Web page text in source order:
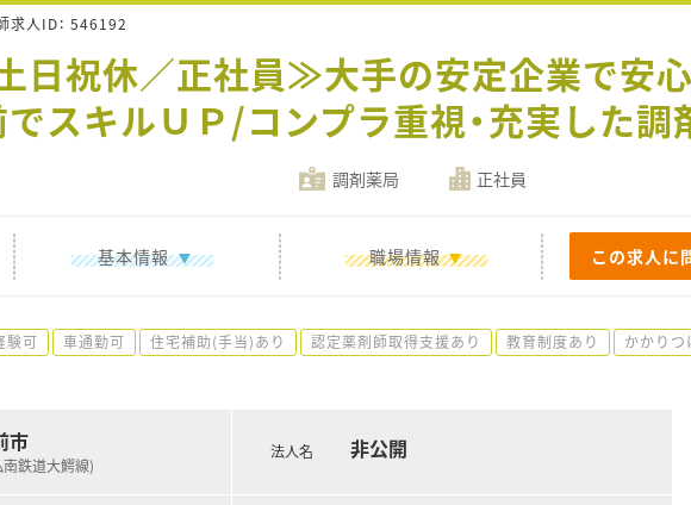
求人ID： 546192
日祝休／正社員≫大手の安定企業で安
スキルＵＰ/コンプラ重視・充実した調
調剤薬局 正社員
基本情報 職場情報 この求人に
験可 車通勤可 住宅補助(手当)あり 認定薬剤師取得支援あり 教育制度あり かかりつ
市
鉄道大鰐線)
法人名 非公開